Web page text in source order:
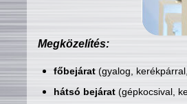
Megközelítés:
főbejárat(gyalog,
hátsó bejárat(gépkocsival,